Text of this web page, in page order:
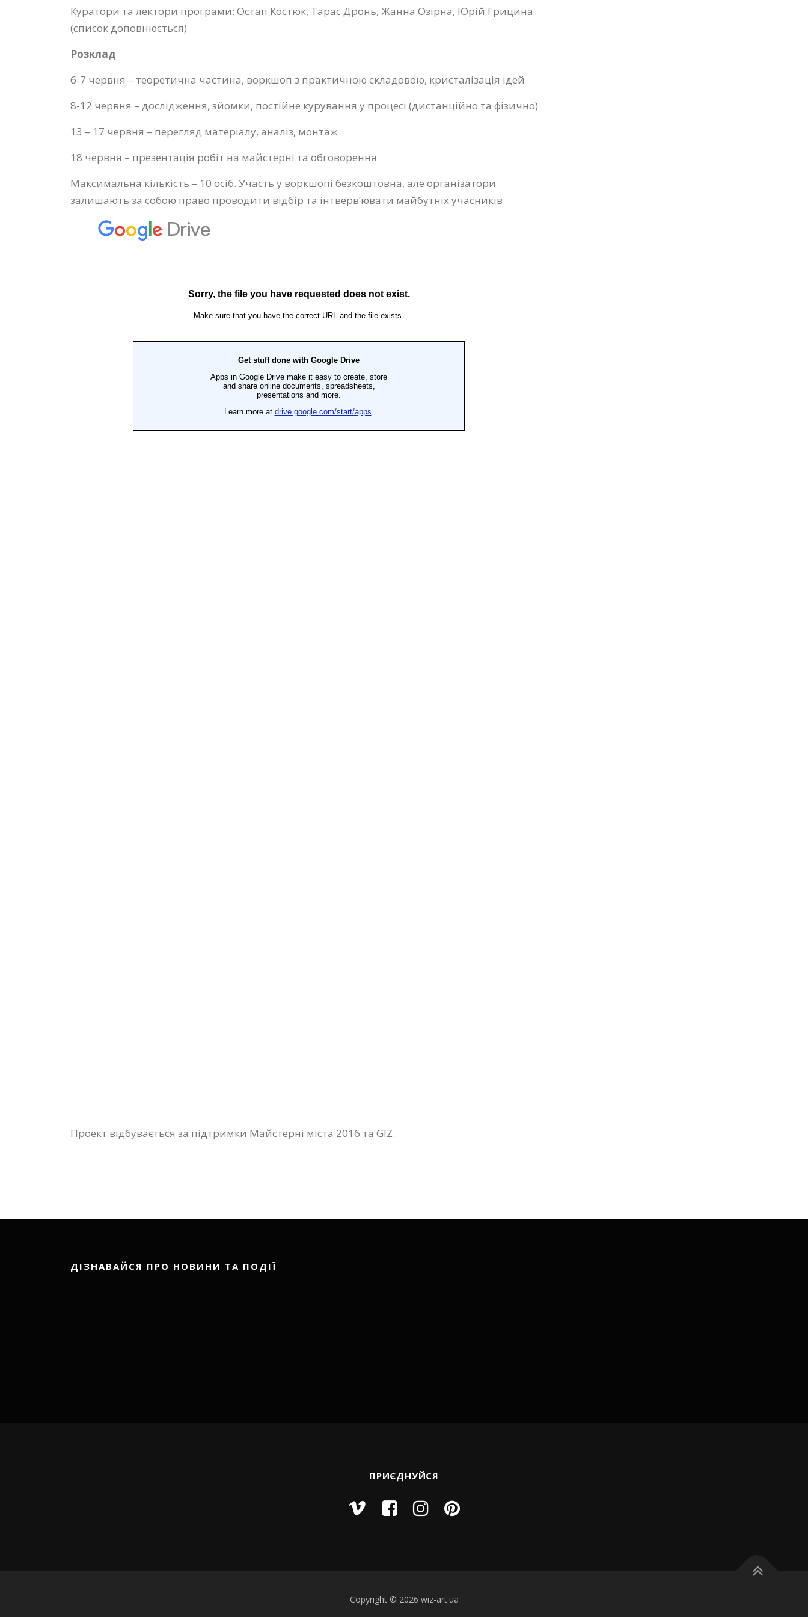
Куратори та лектори програми: Остап Костюк, Тарас Дронь, Жанна Озірна, Юрій Грицина
(список доповнюється)
Розклад
6-7 червня – теоретична частина, воркшоп з практичною складовою, кристалізація ідей
8-12 червня – дослідження, зйомки, постійне курування у процесі (дистанційно та фізично)
13 – 17 червня – перегляд матеріалу, аналіз, монтаж
18 червня – презентація робіт на майстерні та обговорення
Максимальна кількість – 10 осіб. Участь у воркшопі безкоштовна, але організатори
залишають за собою право проводити відбір та інтверв’ювати майбутніх учасників.
Проект відбувається за підтримки Майстерні міста 2016 та GIZ.
ДІЗНАВАЙСЯ ПРО НОВИНИ ТА ПОДІЇ
ПРИЄДНУЙСЯ
Copyright © 2026 wiz-art.ua